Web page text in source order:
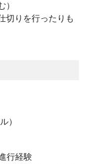
）
切りを行ったりも
）
行経験